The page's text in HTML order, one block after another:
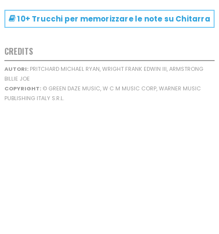
10+ Trucchi per memorizzare le note su Chitarra
CREDITS
AUTORI:PRITCHARD MICHAEL RYAN, WRIGHT FRANK EDWIN III, ARMSTRONG
BILLIE JOE
COPYRIGHT:© GREEN DAZE MUSIC, W C M MUSIC CORP, WARNER MUSIC
PUBLISHING ITALY S.R.L.